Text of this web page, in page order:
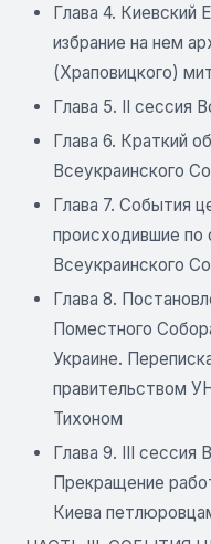
Глава 4. Киевский
избрание на нем
(Храповицкого)
Глава 5. II сессия
Глава 6. Краткий
Всеукраинского
Глава 7. События
происходившие по
Всеукраинского
Глава 8.
Поместного
Украине.
правительством
Тихоном
Глава 9. III сессия
Прекращение
Киева